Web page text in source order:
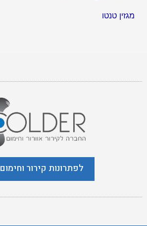
מגזין טנטו
לפתרונות קירור וחימום